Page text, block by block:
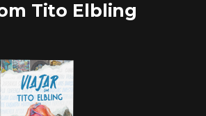
Tito Elbling